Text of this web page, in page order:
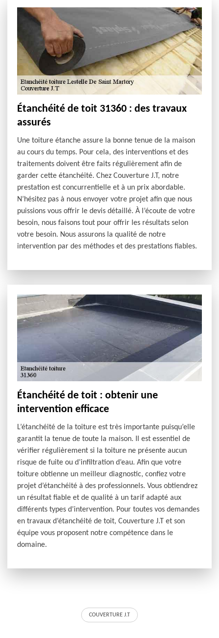
Étanchéité de toit 31360 : des travaux
assurés
Une toiture étanche assure la bonne tenue de la maison
au cours du temps. Pour cela, des interventions et des
traitements doivent être faits régulièrement afin de
garder cette étanchéité. Chez Couverture J.T, notre
prestation est concurrentielle et à un prix abordable.
N’hésitez pas à nous envoyer votre projet afin que nous
puissions vous offrir le devis détaillé. À l’écoute de votre
besoin, nous faisons tout pour offrir les résultats selon
votre besoin. Nous assurons la qualité de notre
intervention par des méthodes et des prestations fiables.
Étanchéité de toit : obtenir une
intervention efficace
L’étanchéité de la toiture est très importante puisqu’elle
garantit la tenue de toute la maison. Il est essentiel de
vérifier régulièrement si la toiture ne présente aucun
risque de fuite ou d’infiltration d’eau. Afin que votre
toiture obtienne un meilleur diagnostic, confiez votre
projet d’étanchéité à des professionnels. Vous obtiendrez
un résultat fiable et de qualité à un tarif adapté aux
différents types d’intervention. Pour toutes vos demandes
en travaux d’étanchéité de toit, Couverture J.T et son
équipe vous proposent notre compétence dans le
domaine.
COUVERTURE J.T